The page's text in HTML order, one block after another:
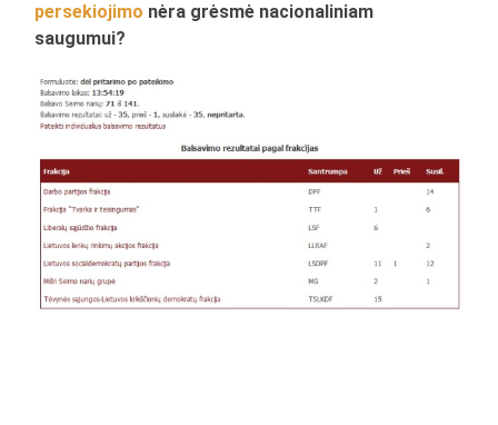
persekiojimo nėra grėsmė nacionaliniam
saugumui?